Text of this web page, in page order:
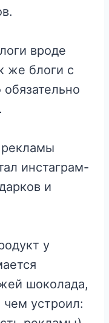
вроде
же блоги с
инстаграм-
и
у
шоколада,
чем устроил: